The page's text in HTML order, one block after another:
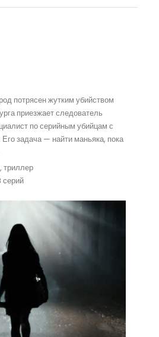
потрясен жутким убийством
приезжает следователь
по серийным убийцам с
задача — найти маньяка, пока
триллер